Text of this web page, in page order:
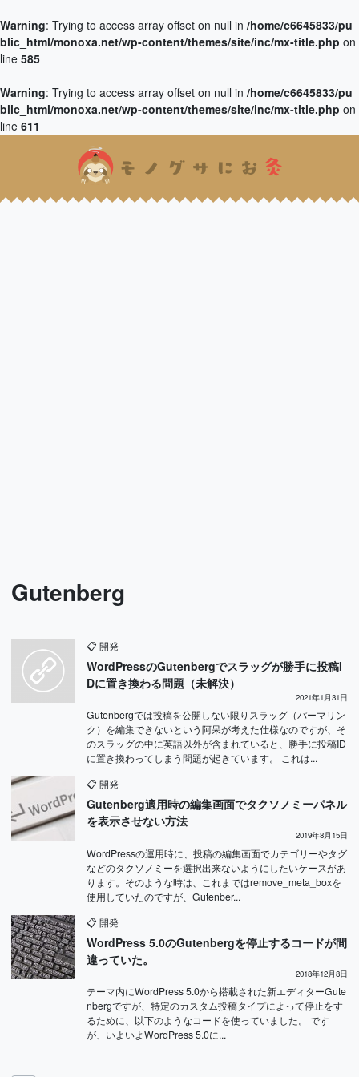
Warning: Trying to access array offset on null in /home/c6645833/pu
blic_html/monoxa.net/wp-content/themes/site/inc/mx-title.php on
line 585
Warning: Trying to access array offset on null in /home/c6645833/pu
blic_html/monoxa.net/wp-content/themes/site/inc/mx-title.php on
line 611
Gutenberg
📋 開発
WordPressのGutenbergでスラッグが勝手に投稿I
Dに置き換わる問題（未解決）
2021年1月31日
Gutenbergでは投稿を公開しない限りスラッグ（パーマリン
ク）を編集できないという阿呆が考えた仕様なのですが、そ
のスラッグの中に英語以外が含まれていると、勝手に投稿ID
に置き換わってしまう問題が起きています。 これは...
📋 開発
Gutenberg適用時の編集画面でタクソノミーパネル
を表示させない方法
2019年8月15日
WordPressの運用時に、投稿の編集画面でカテゴリーやタグ
などのタクソノミーを選択出来ないようにしたいケースがあ
ります。そのような時は、これまではremove_meta_boxを
使用していたのですが、Gutenber...
📋 開発
WordPress 5.0のGutenbergを停止するコードが間
違っていた。
2018年12月8日
テーマ内にWordPress 5.0から搭載された新エディターGute
nbergですが、特定のカスタム投稿タイプによって停止をす
るために、以下のようなコードを使っていました。 です
が、いよいよWordPress 5.0に...